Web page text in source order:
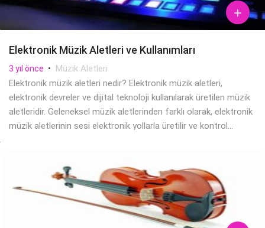

Elektronik Müzik Aletleri ve Kullanımları
3 yıl önce • Müzik Aletleri
Elektronik müzik aletleri nedir? Elektronik müzik aletleri,
elektronik devreler ve dijital teknoloji kullanılarak üretilen müzik
aletleridir. Geleneksel müzik aletlerinden farklı olarak, elektronik
müzik aletlerinin sesi elektronik yollarla üretilir ve kontrol...